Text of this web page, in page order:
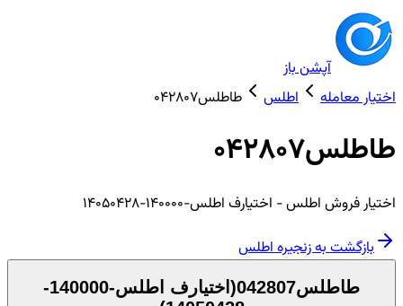
آپشن باز
اختیار معامله
اطلس طاطلس042807
طاطلس042807
اختیارفروش اطلس- اختیارف اطلس-140000-14050428
بازگشت به زنجیرهاطلس
طاطلس042807 (
اختیارف اطلس-140000-